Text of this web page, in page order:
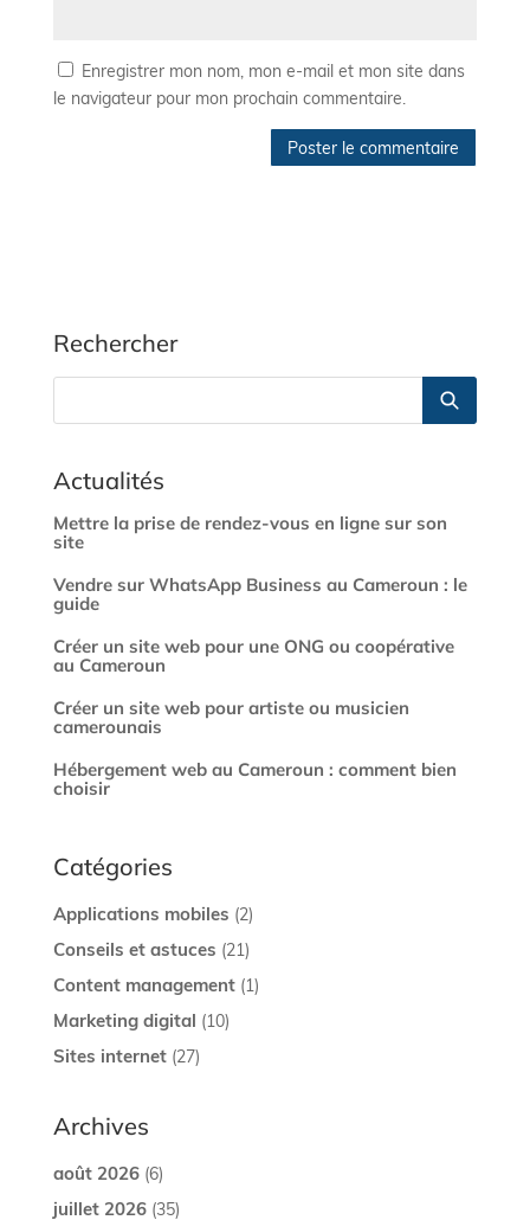
Enregistrer mon nom, mon e-mail et mon site dans
le navigateur pour mon prochain commentaire.
Rechercher
Actualités
Mettre la prise de rendez-vous en ligne sur son
site
Vendre sur WhatsApp Business au Cameroun : le
guide
Créer un site web pour une ONG ou coopérative
au Cameroun
Créer un site web pour artiste ou musicien
camerounais
Hébergement web au Cameroun : comment bien
choisir
Catégories
Applications mobiles (2)
Conseils et astuces (21)
Content management(1)
Marketing digital (10)
Sites internet(27)
Archives
août 2026(6)
juillet 2026(35)